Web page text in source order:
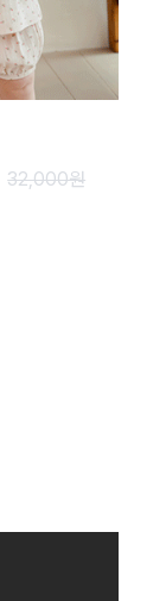
32,000원